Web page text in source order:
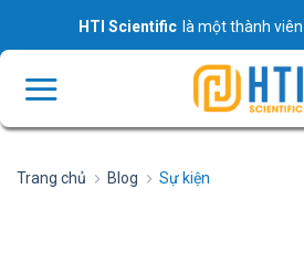
content
HTI Scientific là một thành
Trang chủ Blog Sự kiện